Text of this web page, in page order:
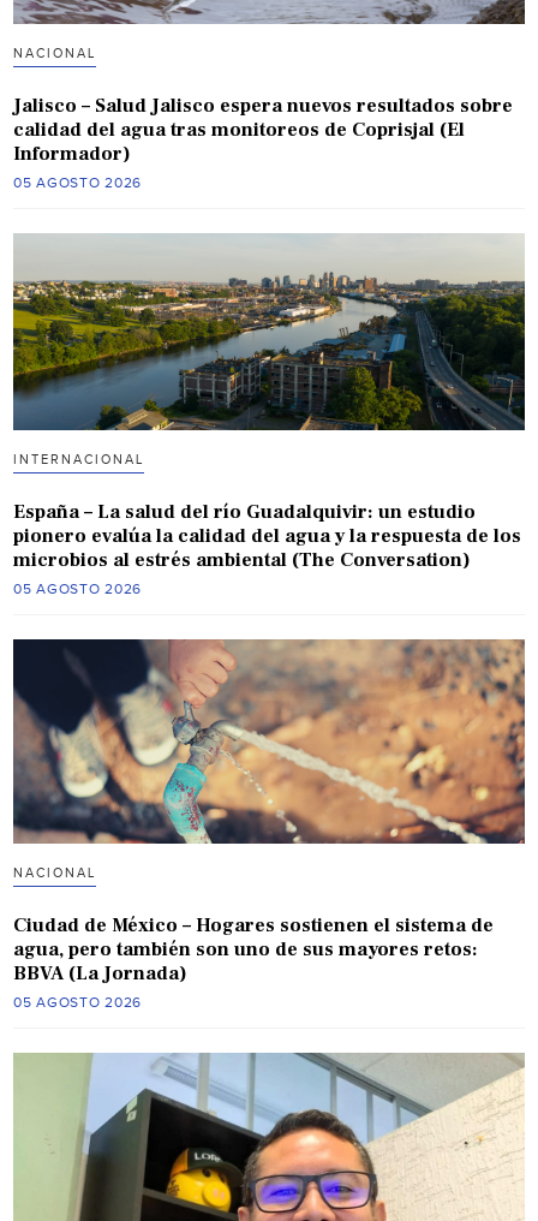
NACIONAL
Jalisco – Salud Jalisco espera nuevos resultados sobre
calidad del agua tras monitoreos de Coprisjal (El
Informador)
05 AGOSTO 2026
INTERNACIONAL
España – La salud del río Guadalquivir: un estudio
pionero evalúa la calidad del agua y la respuesta de los
microbios al estrés ambiental (The Conversation)
05 AGOSTO 2026
NACIONAL
Ciudad de México – Hogares sostienen el sistema de
agua, pero también son uno de sus mayores retos:
BBVA (La Jornada)
05 AGOSTO 2026